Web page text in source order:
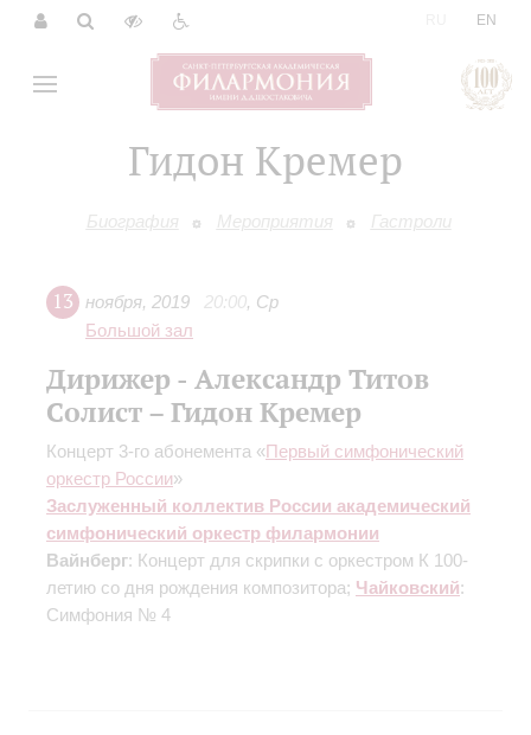
EN
Гидон Кремер
Биография Мероприятия Гастроли
13 ноября, 2019 20:00, Ср
Большой зал
Дирижер - Александр Титов
Солист – Гидон Кремер
Концерт 3-го абонемента «Первый симфонический
оркестр России»
Заслуженный коллектив России академический
симфонический оркестр филармонии
Вайнберг: Концерт для скрипки с оркестром К 100-
летию со дня рождения композитора; Чайковский:
Симфония № 4